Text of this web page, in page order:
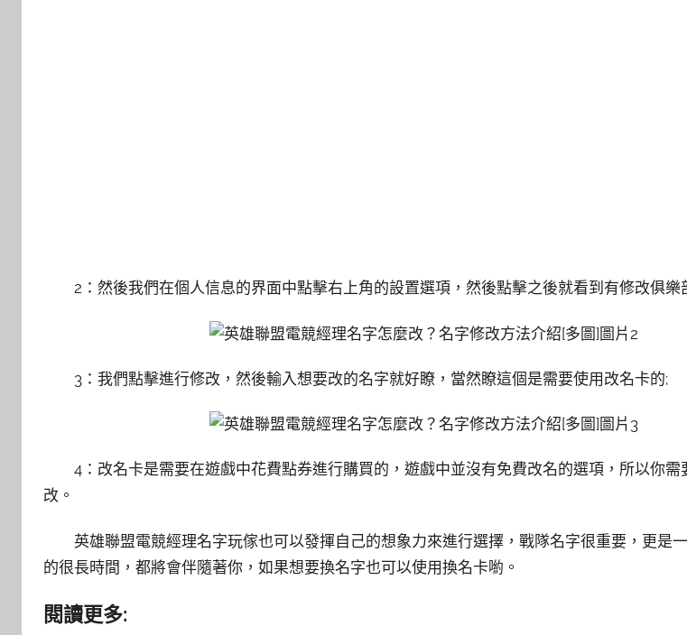
2：然後我們在個人信息的界面中點擊右上角的設置選項，然後點擊之後就看到有修改俱樂
3：我們點擊進行修改，然後輸入想要改的名字就好瞭，當然瞭這個是需要使用改名卡的;
4：改名卡是需要在遊戲中花費點券進行購買的，遊戲中並沒有免費改名的選項，所以你需
改。
英雄聯盟電競經理名字玩傢也可以發揮自己的想象力來進行選擇，戰隊名字很重要，更是
的很長時間，都將會伴隨著你，如果想要換名字也可以使用換名卡喲。
閱讀更多: